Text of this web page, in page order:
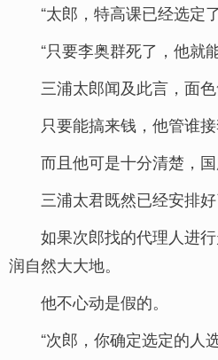
“太郎，特高课已经选定
“只要李奥群死了，他就
三浦太郎闻及此言，面色
只要能搞来钱，他管谁
而且他可是十分清楚，国
三浦太君既然已经安排
如果次郎找的代理人进
润自然大大地。
他不心动是假的。
“次郎，你确定选定的人